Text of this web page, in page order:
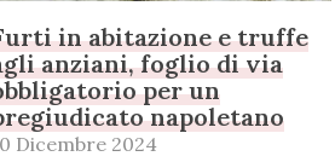
in abitazione e truffe
anziani, foglio di via
per un
napoletano
Dicembre 2024